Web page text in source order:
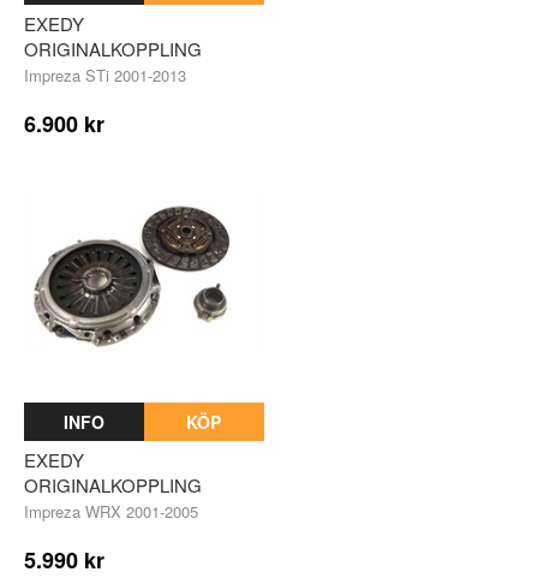
EXEDY
ORIGINALKOPPLING
Impreza STi 2001-2013
6.900 kr
INFO KÖP
EXEDY
ORIGINALKOPPLING
Impreza WRX 2001-2005
5.990 kr